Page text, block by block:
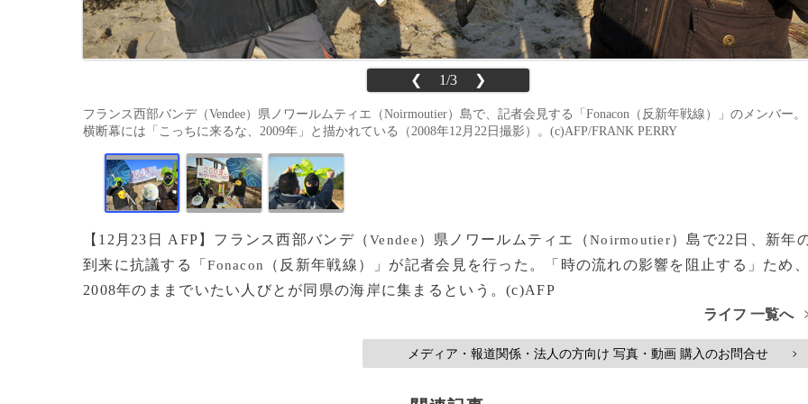
❮ 1/3 ❯
フランス西部バンデ（Vendee）県ノワールムティエ（Noirmoutier）島で、記者会見する「Fonacon（反新年戦線）」のメンバー。
横断幕には「こっちに来るな、2009年」と描かれている（2008年12月22日撮影）。(c)AFP/FRANK PERRY
【12月23日 AFP】フランス西部バンデ（Vendee ）県ノワールムティエ（Noirmoutier）島で22日、新年
到来に抗議する「Fonacon
（反新年戦線）」が記者会見を行った。「時の流れの影響を阻止する」ため
2008年のままでいたい人びとが同県の海岸に集まるという。(c)AFP
ライフ 一覧へ
メディア・報道関係・法人の方向け 写真・動画 購入のお問合せ >